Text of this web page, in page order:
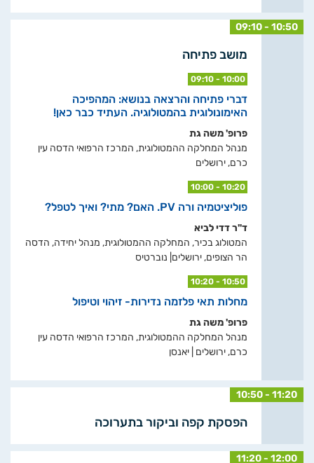
09:10 - 10:50
מושב פתיחה
09:10 - 10:00
דברי פתיחה והרצאה בנושא: המהפיכה
האימונולוגית בהמטולוגיה. העתיד כבר כאן!
פרופ' משה גת
מנהל המחלקה ההמטולוגית, המרכז הרפואי הדסה עין
כרם, ירושלים
10:00 - 10:20
פוליציטמיה ורה PV. האם? מתי? ואיך לטפל?
ד"ר דדי לביא
המטולוג בכיר, המחלקה ההמטולוגית, מנהל יחידה, הדסה
הר הצופים, ירושלים| נוברטיס
10:20 - 10:50
מחלות תאי פלזמה נדירות- זיהוי וטיפול
פרופ' משה גת
מנהל המחלקה ההמטולוגית, המרכז הרפואי הדסה עין
כרם, ירושלים | יאנסן
10:50 - 11:20
הפסקת קפה וביקור בתערוכה
11:20 - 12:00